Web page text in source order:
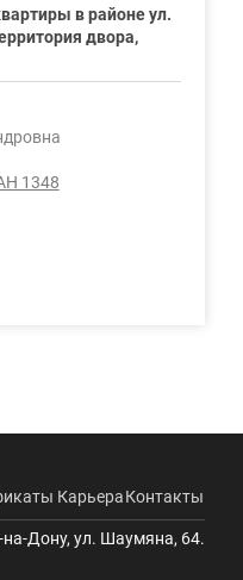
в районе ул.
двора,
1348
КарьераКонтакты
на-Дону, ул. Шаумяна, 64.